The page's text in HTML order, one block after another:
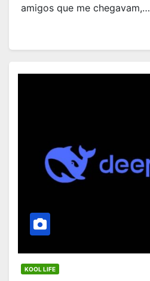
amigos que me chegavam,…
KOOL LIFE